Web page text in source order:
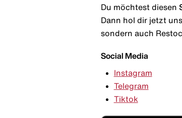
Du möchtest diesen
Dann hol dir jetzt
sondern auch
Social Media
Instagram
Telegram
Tiktok